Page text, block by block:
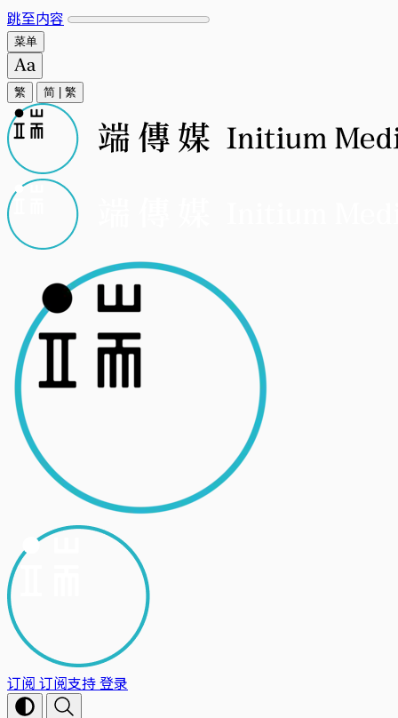
跳至内容
菜单
繁 简 繁
订阅 订阅支持登录